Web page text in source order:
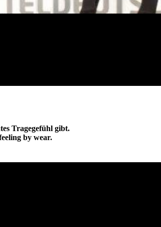
Tragegefühl gibt.
by wear.